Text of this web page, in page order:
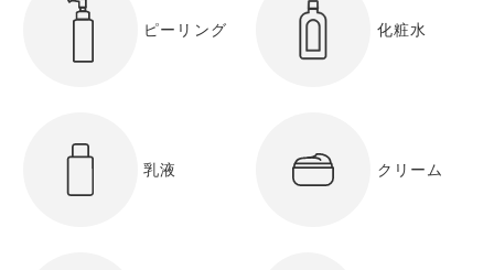
ピーリング 化粧水
乳液 クリーム